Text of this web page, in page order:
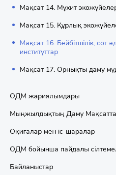
Мақсат 14. Мұхит
Мақсат 15. Құрлық
Мақсат 16. Бейбітшілік, сот
институттар
Мақсат 17. Орнықты даму
ОДМ жариялымдары
Мыңжылдықтың Даму
Оқиғалар мен іс-шаралар
ОДМ бойынша пайдалы
Байланыстар